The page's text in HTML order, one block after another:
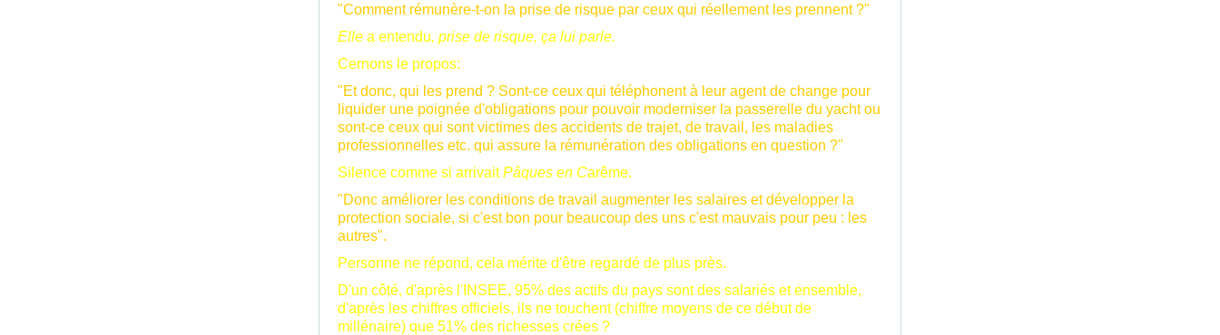
"Comment rémunère-t-on la prise de risque par ceux qui réellement les prennent ?"
Elle a entendu, prise de risque, ça lui parle.
Cernons le propos:
"Et donc, qui les prend ? Sont-ce ceux qui téléphonent à leur agent de change pour
liquider une poignée d'obligations pour pouvoir moderniser la passerelle du yacht ou
sont-ce ceux qui sont victimes des accidents de trajet, de travail, les maladies
professionnelles etc. qui assure la rémunération des obligations en question ?"
Silence comme si arrivait Pâques en Carême.
"Donc améliorer les conditions de travail augmenter les salaires et développer la
protection sociale, si c'est bon pour beaucoup des uns c'est mauvais pour peu : les
autres".
Personne ne répond, cela mérite d'être regardé de plus près.
D'un côté, d'après l'INSEE, 95% des actifs du pays sont des salariés et ensemble,
d'après les chiffres officiels, ils ne touchent (chiffre moyens de ce début de
millénaire) que 51% des richesses crées ?